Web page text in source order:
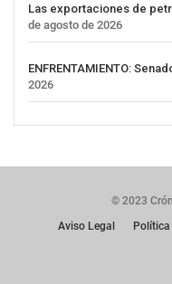
Las exportaciones de
de agosto de 2026
ENFRENTAMIENTO:
2026
© 2023
Aviso Legal